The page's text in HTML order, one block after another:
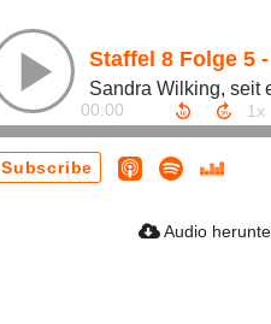
00:00
Subscribe
Audio